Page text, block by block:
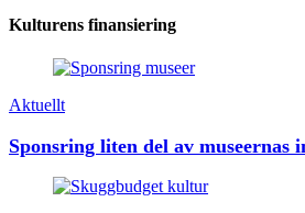
Kulturens finansiering
Aktuellt
Sponsring liten del av museernas